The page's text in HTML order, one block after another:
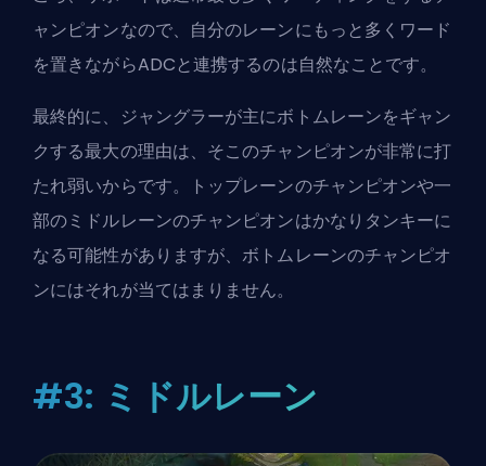
ャンピオンなので、自分のレーンにもっと多くワード
を置きながらADCと連携するのは自然なことです。
最終的に、ジャングラーが主にボトムレーンをギャン
クする最大の理由は、そこのチャンピオンが非常に打
たれ弱いからです。トップレーンのチャンピオンや一
部のミドルレーンのチャンピオンはかなりタンキーに
なる可能性がありますが、ボトムレーンのチャンピオ
ンにはそれが当てはまりません。
#3: ミドルレーン